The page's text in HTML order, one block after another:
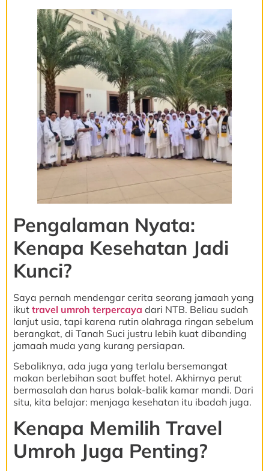
Pengalaman Nyata:
Kenapa Kesehatan Jadi
Kunci?
Saya pernah mendengar cerita seorang jamaah yang
ikut travel umroh terpercaya dari NTB. Beliau sudah
lanjut usia, tapi karena rutin olahraga ringan sebelum
berangkat, di Tanah Suci justru lebih kuat dibanding
jamaah muda yang kurang persiapan.
Sebaliknya, ada juga yang terlalu bersemangat
makan berlebihan saat buffet hotel. Akhirnya perut
bermasalah dan harus bolak-balik kamar mandi. Dari
situ, kita belajar: menjaga kesehatan itu ibadah juga.
Kenapa Memilih Travel
Umroh Juga Penting?